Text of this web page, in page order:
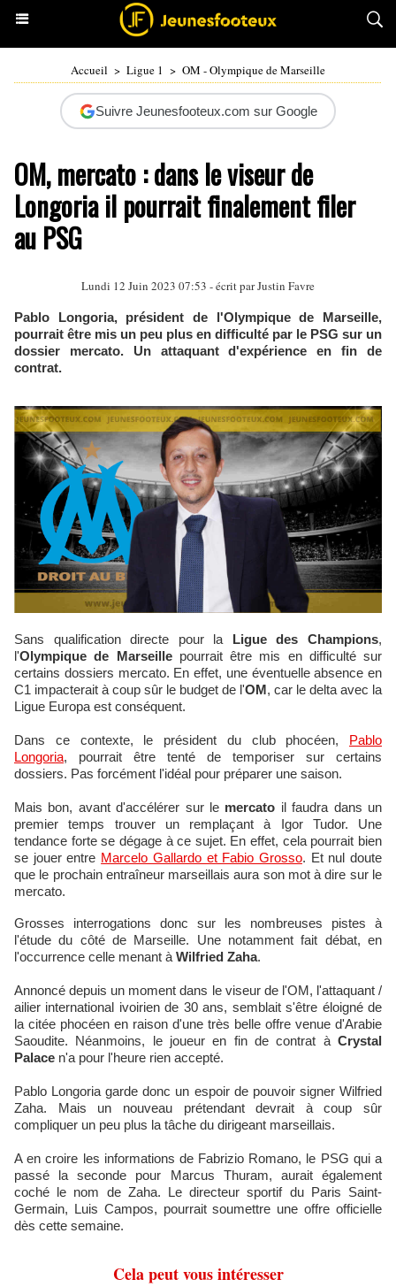
Accueil > Ligue 1 > OM - Olympique de Marseille
Suivre Jeunesfooteux.com sur Google
OM, mercato : dans le viseur de
Longoria il pourrait finalement filer
au PSG
Lundi 12 Juin 2023 07:53 - écrit parJustin Favre
Pablo Longoria, président de l'Olympique de Marseille,
pourrait être mis un peu plus en difficulté par le PSG sur un
dossier mercato. Un attaquant d'expérience en fin de
contrat.
Sans qualification directe pour la Ligue des Champions,
l'Olympique de Marseillepourrait être mis en difficulté sur
certains dossiers mercato. En effet, une éventuelle absence en
C1 impacterait à coup sûr le budget de l'OM, car le delta avec la
Ligue Europa est conséquent.
Dans ce contexte, le président du club phocéen, Pablo
Longoria, pourrait être tenté de temporiser sur certains
dossiers. Pas forcément l'idéal pour préparer une saison.
Mais bon, avant d'accélérer sur le mercato il faudra dans un
premier temps trouver un remplaçant à Igor Tudor. Une
tendance forte se dégage à ce sujet. En effet, cela pourrait bien
se jouer entre Marcelo Gallardo et Fabio Grosso. Et nul doute
que le prochain entraîneur marseillais aura son mot à dire sur le
mercato.
Grosses interrogations donc sur les nombreuses pistes à
l'étude du côté de Marseille. Une notamment fait débat, en
l'occurrence celle menant à Wilfried Zaha.
Annoncé depuis un moment dans le viseur de l'OM, l'attaquant /
ailier international ivoirien de 30 ans, semblait s'être éloigné de
la citée phocéen en raison d'une très belle offre venue d'Arabie
Saoudite. Néanmoins, le joueur en fin de contrat à Crystal
Palace n'a pour l'heure rien accepté.
Pablo Longoria garde donc un espoir de pouvoir signer Wilfried
Zaha. Mais un nouveau prétendant devrait à coup sûr
compliquer un peu plus la tâche du dirigeant marseillais.
A en croire les informations de Fabrizio Romano, le PSG qui a
passé la seconde pour Marcus Thuram, aurait également
coché le nom de Zaha. Le directeur sportif du Paris Saint-
Germain, Luis Campos, pourrait soumettre une offre officielle
dès cette semaine.
Cela peut vous intéresser